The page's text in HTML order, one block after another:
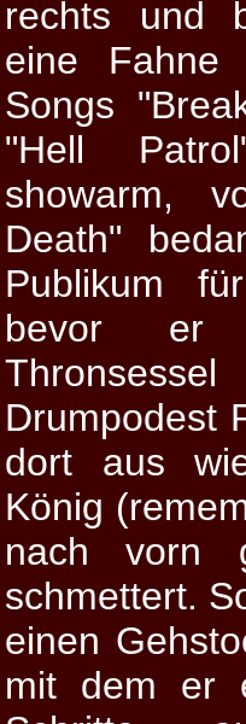
rechts und
eine Fahne
Songs
"Hell
showarm,
Death"
Publikum
bevor
Drumpodest
dort aus
König
nach vorn
schmettert.
einen
mit dem er